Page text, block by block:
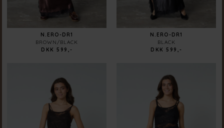
N.ERO-DR1
BROWN/BLACK
DKK 599,-
N.ERO-DR1
BLACK
DKK 599,-